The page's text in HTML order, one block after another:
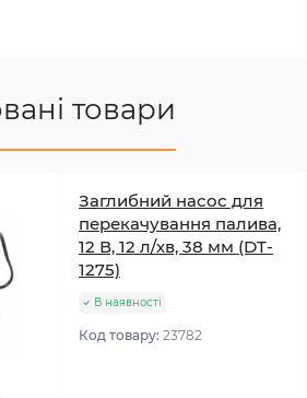
товари
Заглибний насос для
перекачування палива,
12 В, 12 л/хв, 38 мм (DT-
1275)
В наявності
Код товару: 23782